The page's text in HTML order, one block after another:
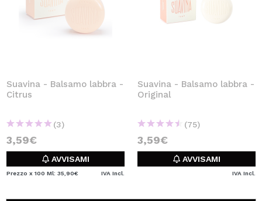
Suavina - Balsamo labbra -
Citrus
(3)
3,59€
AVVISAMI
Prezzo x 100 Ml: 35,90€ IVA Incl.
Suavina - Balsamo labbra -
Original
(75)
3,59€
AVVISAMI
IVA Incl.